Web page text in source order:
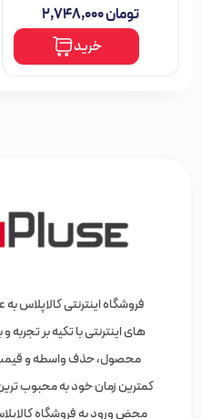
تومان
خرید
فروشگاه اینترنتی کالاپلاس
های اینترنتی با تکیه بر
محصول، حذف واسطه و
کمترین زمان خود به محبوب
محض ورود به فروشگاه